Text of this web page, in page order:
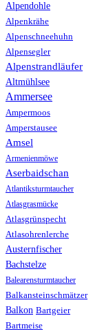
Alpendohle
Alpenkrähe
Alpenschneehuhn
Alpensegler
Alpenstrandläufer
Altmühlsee
Ammersee
Ampermoos
Amperstausee
Amsel
Armenienmöwe
Aserbaidschan
Atlantiksturmtaucher
Atlasgrasmücke
Atlasgrünspecht
Atlasohrenlerche
Austernfischer
Bachstelze
Balearensturmtaucher
Balkansteinschmätzer
Balkon Bartgeier
Bartmeise